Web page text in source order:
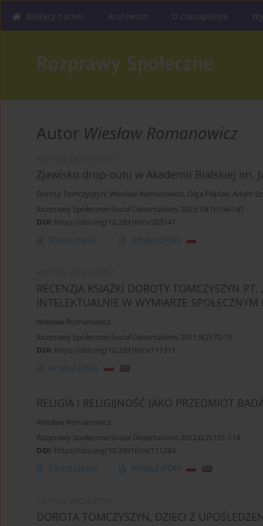
Bieżący numer Archiwum O czasopiśmie
Autor Wiesław Romanowicz
Zjawisko drop-outu w Akademii Bialskiej im.
Dorota Tomczyszyn, Wiesław Romanowicz, Olga Filipiak, Adam
Rozprawy Społeczne/Social Dissertations 2025;19(1):134-147
DOI: https://doi.org/10.29316/rs/203147
Streszczenie Artykuł (PDF)
RECENZJA KSIĄŻKI DOROTY TOMCZYSZYN
INTELEKTUALNIE W WYMIARZE
Wiesław Romanowicz
Rozprawy Społeczne/Social Dissertations 2011;5(2):72-75
DOI: https://doi.org/10.29316/rs/111311
Artykuł (PDF)
RELIGIA I RELIGIJNOŚĆ JAKO PRZEDMIOT
Wiesław Romanowicz
Rozprawy Społeczne/Social Dissertations 2012;6(2):101-114
DOI: https://doi.org/10.29316/rs/111284
Streszczenie Artykuł (PDF)
DOROTA TOMCZYSZYN, DZIECI Z